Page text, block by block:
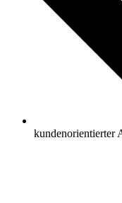
kundenorientierter